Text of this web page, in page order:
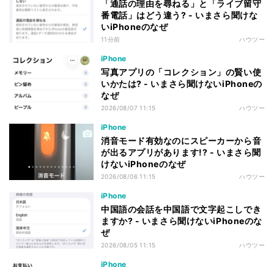
「通話の理由を尋ねる」と「ライブ留守
番電話」はどう違う? - いまさら聞けな
いiPhoneのなぜ
11分前 ハウツー
iPhone
写真アプリの「コレクション」の賢い使
いかたは? - いまさら聞けないiPhoneの
なぜ
2026/08/07 11:15 ハウツー
iPhone
消音モード有効なのにスピーカーから音
が出るアプリがあります!? - いまさら聞
けないiPhoneのなぜ
2026/08/06 11:15 ハウツー
iPhone
中国語の会話を中国語で文字起こしでき
ますか? - いまさら聞けないiPhoneのな
ぜ
2026/08/05 11:15 ハウツー
iPhone